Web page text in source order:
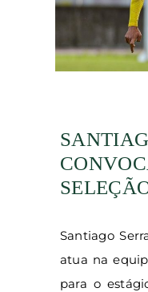
Santiago
atua na
para o